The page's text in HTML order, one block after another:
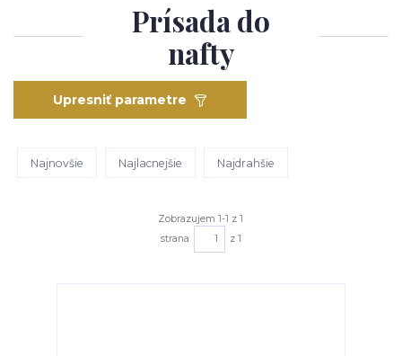
Prísada do
nafty
Upresniť parametre
Najnovšie Najlacnejšie Najdrahšie
Zobrazujem 1-1 z 1
strana
z 1